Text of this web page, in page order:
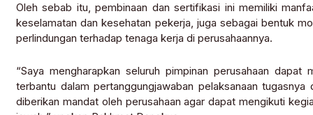
Oleh sebab itu, pembinaan dan sertifikasi ini memiliki
keselamatan dan kesehatan pekerja, juga sebagai bentuk
perlindungan terhadap tenaga kerja di perusahaannya.
“Saya mengharapkan seluruh pimpinan perusahaan
terbantu dalam pertanggungjawaban pelaksanaan
diberikan mandat oleh perusahaan agar dapat mengikuti